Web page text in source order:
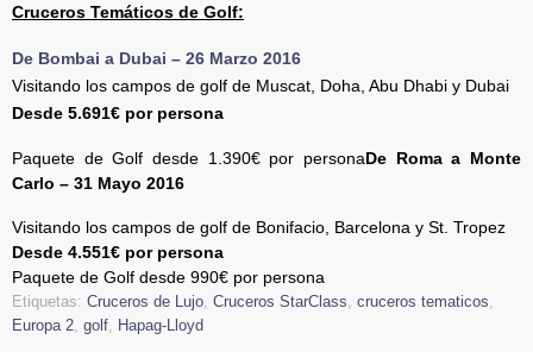
Cruceros Temáticos de Golf:
De Bombai a Dubai – 26 Marzo 2016
Visitando los campos de golf de Muscat, Doha, Abu Dhabi y Dubai
Desde 5.691€ por persona
Paquete de Golf desde 1.390€ por personaDe Roma a Monte
Carlo – 31 Mayo 2016
Visitando los campos de golf de Bonifacio, Barcelona y St. Tropez
Desde 4.551€ por persona
Paquete de Golf desde 990€ por persona
Etiquetas: Cruceros de Lujo Cruceros StarClass cruceros tematicos
Europa 2 golf Hapag-Lloyd